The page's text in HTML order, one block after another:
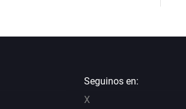
Seguinos en:
X